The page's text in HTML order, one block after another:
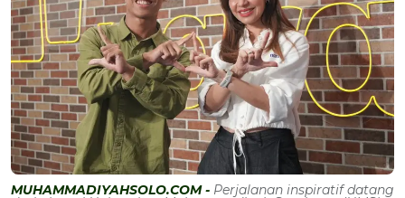
MUHAMMADIYAHSOLO.COM - Perjalanan inspiratif datang